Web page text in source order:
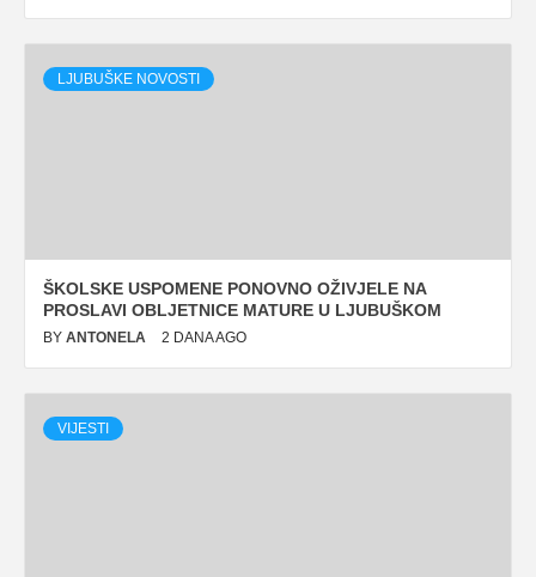
LJUBUŠKE NOVOSTI
ŠKOLSKE USPOMENE PONOVNO OŽIVJELE NA
PROSLAVI OBLJETNICE MATURE U LJUBUŠKOM
BY ANTONELA 2 DANA AGO
VIJESTI